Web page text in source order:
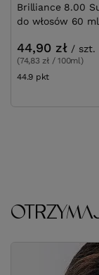
Brilliance 8.00
do włosów 60 ml
44,90 zł / szt.
(74,83 zł / 100ml)
44.9 pkt